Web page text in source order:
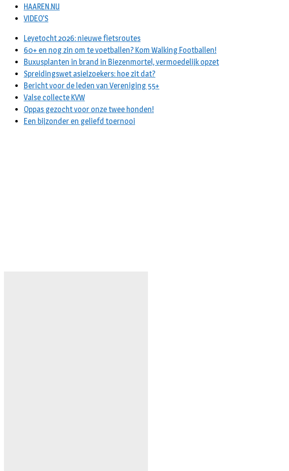
HAAREN.NU
VIDEO’S
Leyetocht 2026: nieuwe fietsroutes
60+ en nog zin om te voetballen? Kom Walking Footballen!
Buxusplanten in brand in Biezenmortel, vermoedelijk opzet
Spreidingswet asielzoekers: hoe zit dat?
Bericht voor de leden van Vereniging 55+
Valse collecte KVW
Oppas gezocht voor onze twee honden!
Een bijzonder en geliefd toernooi